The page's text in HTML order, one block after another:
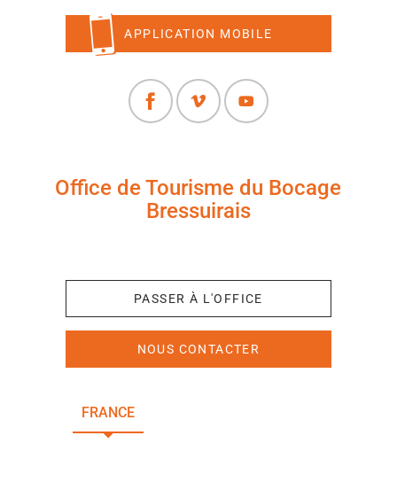
APPLICATION MOBILE
Office de Tourisme du Bocage
Bressuirais
PASSER À L'OFFICE
NOUS CONTACTER
FRANCE